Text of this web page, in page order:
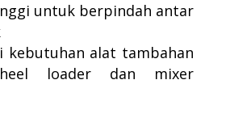
untuk berpindah antar
kebutuhan alat tambahan
loader dan mixer